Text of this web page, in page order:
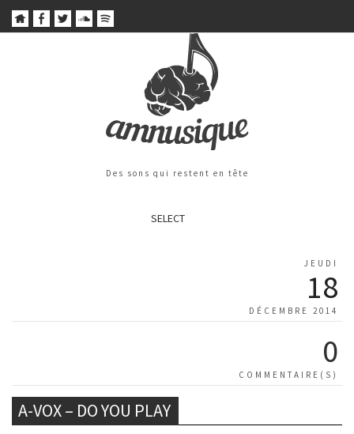
Des sons qui restent en tête
SELECT
JEUDI
18
DÉCEMBRE 2014
0
COMMENTAIRE(S)
A-VOX – DO YOU PLAY